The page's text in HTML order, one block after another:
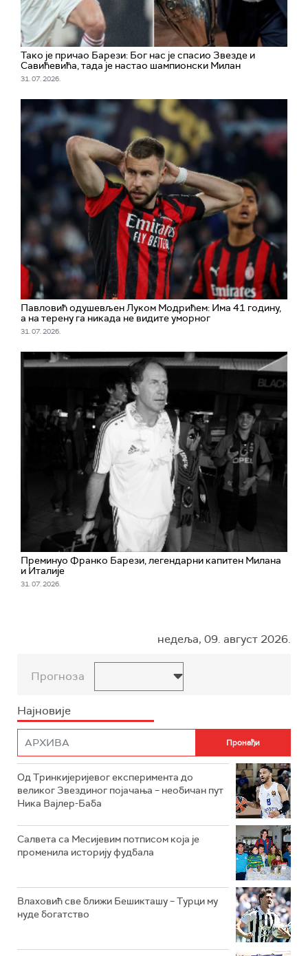
Тако је причао Барези: Бог нас је спасио Звезде и
Савићевића, тада је настао шампионски Милан
31. 07. 2026.
Павловић одушевљен Луком Модрићем: Има 41 годину,
а на терену га никада не видите уморног
31. 07. 2026.
Преминуо Франко Барези, легендарни капитен Милана
и Италије
31. 07. 2026.
недеља, 09. август 2026.
Прогноза
Најновије
Од Тринкијеријевог експеримента до
великог Звездиног појачања – необичан пут
Ника Вајлер-Баба
Салвета са Месијевим потписом која је
променила историју фудбала
Влаховић све ближи Бешикташу – Турци му
нуде богатство